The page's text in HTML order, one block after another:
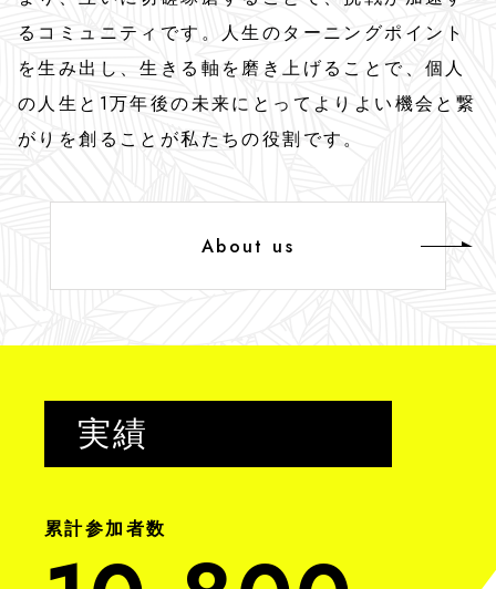
RECRUIT
採用情報
SUSTINABILITY
るコミュニティです。人生のターニングポイント
を生み出し、生きる軸を磨き上げることで、個人
の人生と1万年後の未来にとってよりよい機会と繋
がりを創ることが私たちの役割です。
About us
実績
累計参加者数